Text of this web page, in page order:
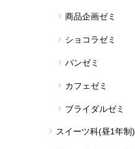
商品企画ゼミ
ショコラゼミ
パンゼミ
カフェゼミ
ブライダルゼミ
スイーツ科(昼1年制)